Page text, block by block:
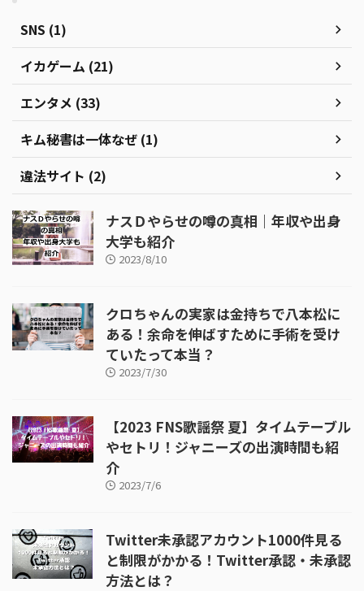
SNS (1)
イカゲーム (21)
エンタメ (33)
キム秘書は一体なぜ (1)
違法サイト (2)
ナスＤやらせの噂の真相｜年収や出身
大学も紹介
2023/8/10
クロちゃんの実家は金持ちで八本松に
ある！余命を伸ばすために手術を受け
ていたって本当？
2023/7/30
【2023 FNS歌謡祭 夏】タイムテーブル
やセトリ！ジャニーズの出演時間も紹
介
2023/7/6
Twitter未承認アカウント1000件見る
と制限がかかる！Twitter承認・未承認
方法とは？